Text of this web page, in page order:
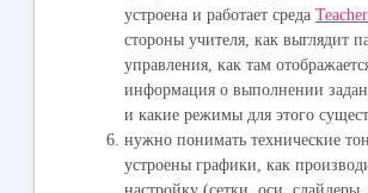
устроена и работает среда
стороны учителя, как выглядит
управления, как там
информация о выполнении
и какие режимы для этого
нужно понимать технические
устроены графики, как